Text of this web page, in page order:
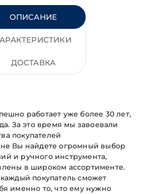
ОПИСАНИЕ
ДОСТАВКА
работает уже более 30 лет,
За это время мы завоевали
покупателей
Вы найдете огромный выбор
и ручного инструмента,
в широком ассортименте.
покупатель сможет
именно то, что ему нужно